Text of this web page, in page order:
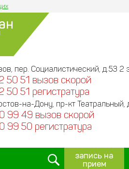
пер. Социалистический, д.53 2
50 51 вызов скорой
50 51 регистратура
на-Дону, пр-кт Театральный,
99 49 вызов скорой
99 50 регистратура
запись на
прием